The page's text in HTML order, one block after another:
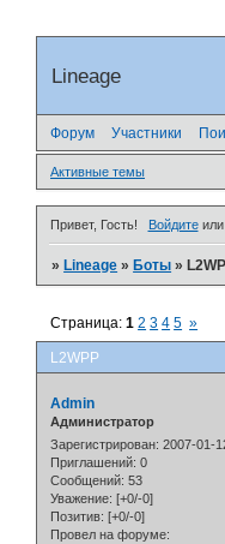
Lineage
Форум Участники
Активные темы
Привет, Гость! Войдитеили
»Lineage »Боты »
L2WPP
Страница:1 2 3 4 5 »
Admin
Администратор
Зарегистрирован: 2007-01-
Приглашений: 0
Сообщений: 53
Уважение: [+0/-0]
Позитив: [+0/-0]
Провел на форуме: